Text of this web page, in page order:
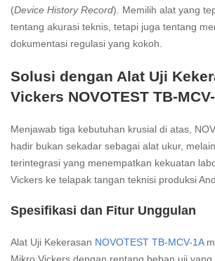
(Device History Record). Memilih alat yang
tentang akurasi teknis, tetapi juga tentang
dokumentasi regulasi yang kokoh.
Solusi dengan Alat Uji
Vickers NOVOTEST TB-
Menjawab tiga kebutuhan krusial di atas,
hadir bukan sekadar sebagai alat ukur,
terintegrasi yang menempatkan kekuatan
Vickers ke telapak tangan teknisi produksi
Spesifikasi dan Fitur Unggulan
Alat Uji Kekerasan NOVOTEST TB-MCV-1A